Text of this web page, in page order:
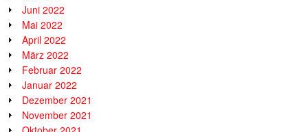
Juni 2022
Mai 2022
April 2022
März 2022
Februar 2022
Januar 2022
Dezember 2021
November 2021